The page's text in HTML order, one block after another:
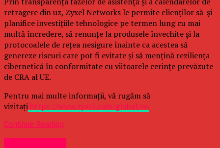
retragere din uz, Zyxel Networks le permite clienților să-și
planifice investițiile tehnologice pe termen lung cu mai
multă încredere, să renunțe la produsele învechite și la
protocoalele de rețea nesigure înainte ca acestea să
genereze riscuri care pot fi evitate și să mențină reziliența
cibernetică în conformitate cu viitoarele cerințe prevăzute
de CRA al UE.
Pentru mai multe informații, vă rugăm să
vizitațihttps://www.zyxel.com/global/en
Continue Reading